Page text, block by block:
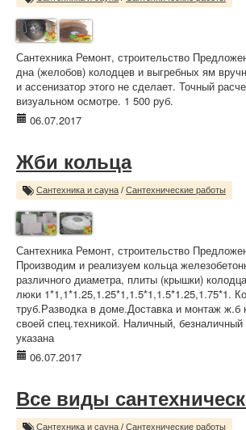
Сантехника Ремонт, строительство
дна (желобов) колодцев и выгребных ям
и ассенизатор этого не сделает. Точный
визуальном осмотре. 1 500 руб.
06.07.2017
Жби кольца
Сантехника и сауна / Сантехнические работы
Сантехника Ремонт, строительство
Производим и реализуем кольца
различного диаметра, плиты (крышки)
люки 1*1,1*1.25,1.25*1,1.5*1,1.5*1.25,1.75*1.
труб.Разводка в доме.Доставка и монтаж ж.б
своей спец.техникой. Наличный,
указана
06.07.2017
Все виды
Сантехника и сауна / Сантехнические работы